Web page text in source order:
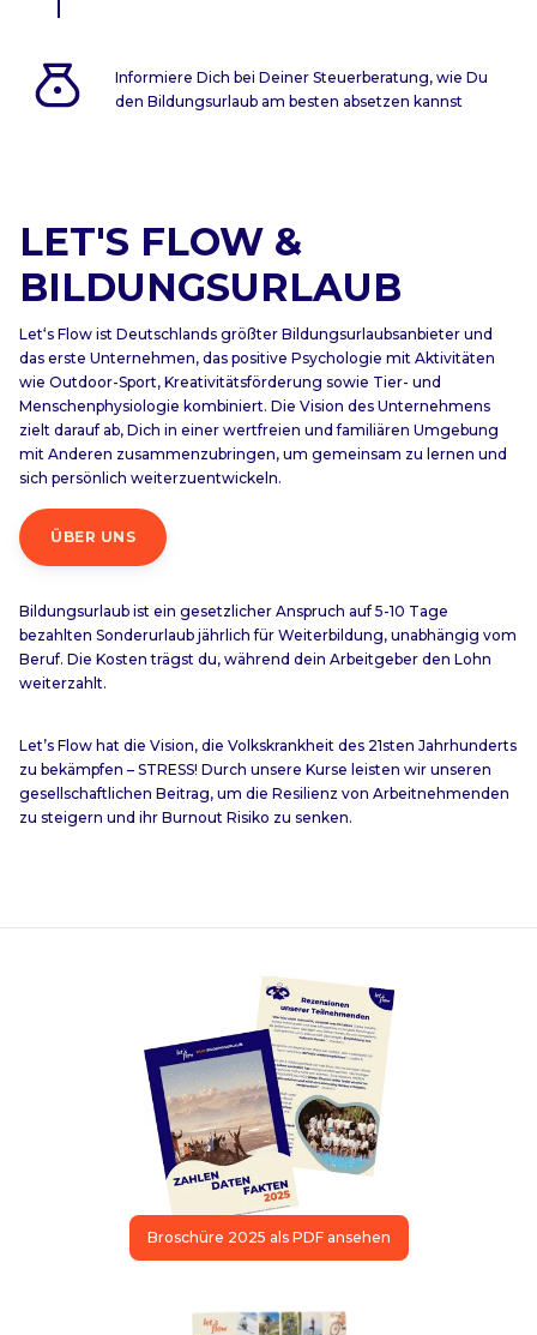
Informiere Dich bei Deiner Steuerberatung, wie Du
den Bildungsurlaub am besten absetzen kannst
LET'S FLOW &
BILDUNGSURLAUB
Let‘s Flow ist Deutschlands größter Bildungsurlaubsanbieter und
das erste Unternehmen, das positive Psychologie mit Aktivitäten
wie Outdoor-Sport, Kreativitätsförderung sowie Tier- und
Menschenphysiologie kombiniert. Die Vision des Unternehmens
zielt darauf ab, Dich in einer wertfreien und familiären Umgebung
mit Anderen zusammenzubringen, um gemeinsam zu lernen und
sich persönlich weiterzuentwickeln.
ÜBER UNS
Bildungsurlaub ist ein gesetzlicher Anspruch auf 5-10 Tage
bezahlten Sonderurlaub jährlich für Weiterbildung, unabhängig vom
Beruf. Die Kosten trägst du, während dein Arbeitgeber den Lohn
weiterzahlt.
Let’s Flow hat die Vision, die Volkskrankheit des 21sten Jahrhunderts
zu bekämpfen – STRESS! Durch unsere Kurse leisten wir unseren
gesellschaftlichen Beitrag, um die Resilienz von Arbeitnehmenden
zu steigern und ihr Burnout Risiko zu senken.
Broschüre 2025 als PDF ansehen